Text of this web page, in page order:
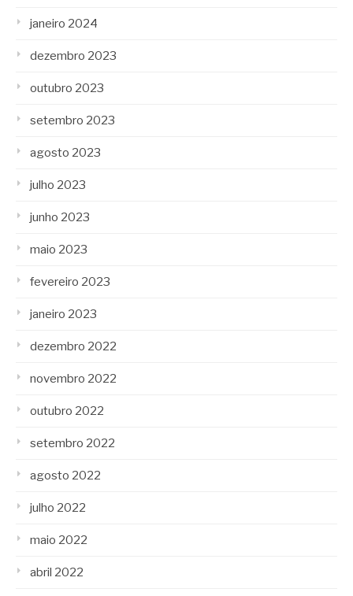
janeiro 2024
dezembro 2023
outubro 2023
setembro 2023
agosto 2023
julho 2023
junho 2023
maio 2023
fevereiro 2023
janeiro 2023
dezembro 2022
novembro 2022
outubro 2022
setembro 2022
agosto 2022
julho 2022
maio 2022
abril 2022